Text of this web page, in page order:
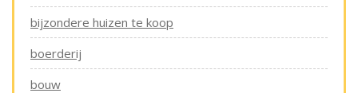
bijzondere huizen te koop
boerderij
bouw